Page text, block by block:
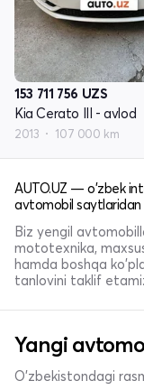
153 711 756 UZS
Kia Cerato III - avlod
2013 107 000 km
AUTO.UZ — o'zbek
avtomobil saytlaridan
Biz yengil
mototexnika,
hamda boshqa
tanlovini taklif
Yangi
O'zbekistondagi